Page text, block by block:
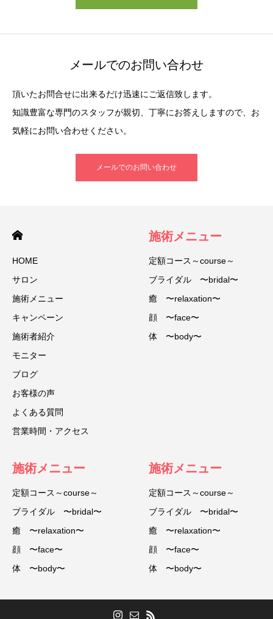
メールでのお問い合わせ
頂いたお問合せに出来るだけ迅速にご返信致します。
知識豊富な専門のスタッフが親切、丁寧にお答えしますので、お
気軽にお問い合わせください。
メールでのお問い合わせ
HOME
サロン
施術メニュー
キャンペーン
施術者紹介
モニター
ブログ
お客様の声
よくある質問
営業時間・アクセス
施術メニュー
定額コース～course～
ブライダル 〜bridal〜
癒 〜relaxation〜
顔 〜face〜
体 〜body〜
施術メニュー
定額コース～course～
ブライダル 〜bridal〜
癒 〜relaxation〜
顔 〜face〜
体 〜body〜
施術メニュー
定額コース～course～
ブライダル 〜bridal〜
癒 〜relaxation〜
顔 〜face〜
体 〜body〜